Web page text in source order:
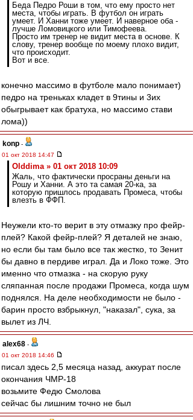
Беда Педро Роши в том, что ему просто нет
места, чтобы играть. В футбол он играть
умеет. И Ханни тоже умеет. И наверное оба -
лучше Ломовицкого или Тимофеева.
Просто им тренер не видит места в основе. К
слову, тренер вообще по моему плохо видит,
что происходит.
Вот и все.
конечно массимо в футболе мало понимает)
педро на треньках кладет в 9тины и 3их
обыгрывает как братуха, но массимо стави
лома))
konp -
01 окт 2018 14:47
Olddima » 01 окт 2018 10:09
Жаль, что фактически просраны деньги на
Рошу и Ханни. А это та самая 20-ка, за
которую пришлось продавать Промеса, чтобы
влезть в ФФП.
Неужели кто-то верит в эту отмазку про фейр-
плей? Какой фейр-плей? Я деталей не знаю,
но если бы там было все так жестко, то Зенит
бы давно в пердиве играл. Да и Локо тоже. Это
именно что отмазка - на скорую руку
сляпанная после продажи Промеса, когда шум
поднялся. На деле необходимости не было -
барин просто взбрыкнул, "наказал", сука, за
вылет из ЛЧ.
alex68 -
01 окт 2018 14:46
писал здесь 2,5 месяца назад, аккурат после
окончания ЧМР-18
возьмите Федю Смолова
сейчас бы лишним точно не был